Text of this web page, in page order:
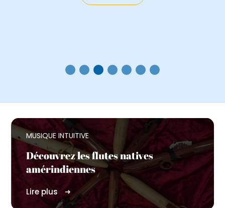
MUSIQUE INTUITIVE
Découvrez les flutes natives
amérindiennes
Lire plus